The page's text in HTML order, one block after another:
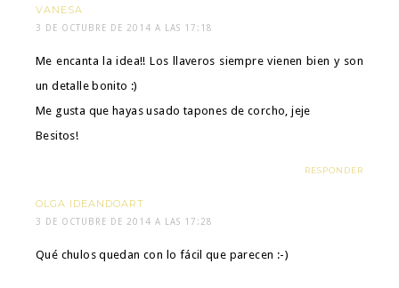
VANESA
3 DE OCTUBRE DE 2014 A LAS 17:18
Me encanta la idea!! Los llaveros siempre vienen bien y son
un detalle bonito :)
Me gusta que hayas usado tapones de corcho, jeje
Besitos!
RESPONDER
OLGA IDEANDOART
3 DE OCTUBRE DE 2014 A LAS 17:28
Qué chulos quedan con lo fácil que parecen :-)